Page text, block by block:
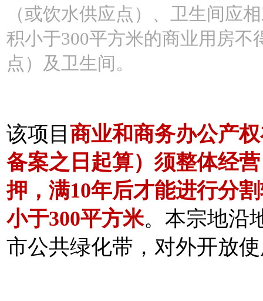
（或饮水供应点）、卫生间应
积小于300平方米的商业用房
点）及卫生间。
该项目 商业和商务办公产
备案之日起算）须整体经
押，满10年后才能进行分
小于300平方米。本宗地沿
市公共绿化带，对外开放